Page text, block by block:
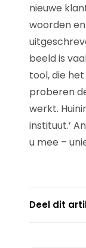
nieuwe
woorden
beeld is
tool, die
proberen
werkt.
instituut.’
u mee –
Deel dit